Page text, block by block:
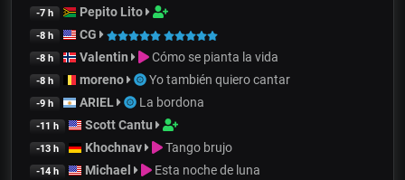
-7 h Pepito Lito
-8 h CG
-8 h Valentin Cómo se pianta la vida
-8 h moreno Yo también quiero cantar
-9 h ARIEL La bordona
-11 h Scott Cantu
-13 h Khochnav Tango brujo
-14 h Michael Esta noche de luna